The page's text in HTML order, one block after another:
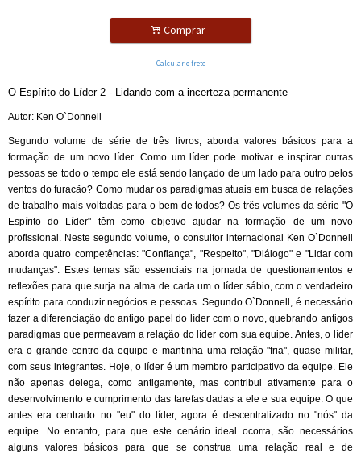
. Comprar
Calcular o frete
O Espírito do Líder 2 - Lidando com a incerteza permanente
Autor: Ken O`Donnell
Segundo volume de série de três livros, aborda valores básicos para a
formação de um novo líder. Como um líder pode motivar e inspirar outras
pessoas se todo o tempo ele está sendo lançado de um lado para outro pelos
ventos do furacão? Como mudar os paradigmas atuais em busca de relações
de trabalho mais voltadas para o bem de todos? Os três volumes da série "O
Espírito do Líder" têm como objetivo ajudar na formação de um novo
profissional. Neste segundo volume, o consultor internacional Ken O`Donnell
aborda quatro competências: "Confiança", "Respeito", "Diálogo" e "Lidar com
mudanças". Estes temas são essenciais na jornada de questionamentos e
reflexões para que surja na alma de cada um o líder sábio, com o verdadeiro
espírito para conduzir negócios e pessoas. Segundo O`Donnell, é necessário
fazer a diferenciação do antigo papel do líder com o novo, quebrando antigos
paradigmas que permeavam a relação do líder com sua equipe. Antes, o líder
era o grande centro da equipe e mantinha uma relação "fria", quase militar,
com seus integrantes. Hoje, o líder é um membro participativo da equipe. Ele
não apenas delega, como antigamente, mas contribui ativamente para o
desenvolvimento e cumprimento das tarefas dadas a ele e sua equipe. O que
antes era centrado no "eu" do líder, agora é descentralizado no "nós" da
equipe. No entanto, para que este cenário ideal ocorra, são necessários
alguns valores básicos para que se construa uma relação real e de